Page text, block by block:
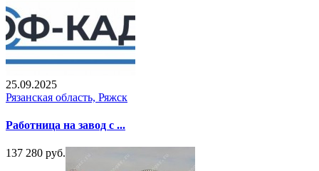
25.09.2025
Рязанская область, Ряжск
Работница на завод с ...
137 280 руб.